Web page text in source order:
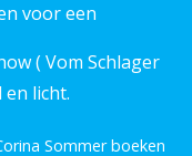
voor een
( Vom Schlager
en licht.
Sommer boeken